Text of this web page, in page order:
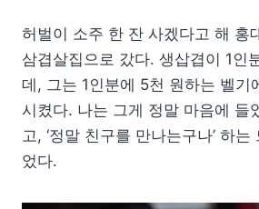
허벌이 소주 한 잔 사겠다고 해 홍
삼겹살집으로 갔다. 생삽겹이 1인
데, 그는 1인분에 5천 원하는 벨기
시켰다. 나는 그게 정말 마음에 들
고, ‘정말 친구를 만나는구나’ 하
었다.